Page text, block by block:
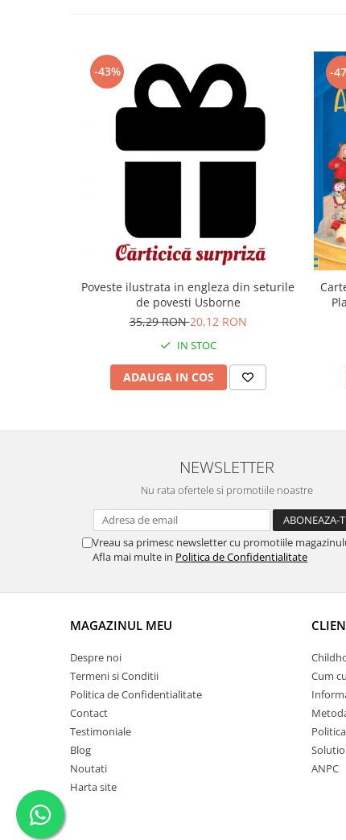
-43%
Poveste ilustrata in engleza din seturile
de povesti Usborne
35,29 RON20,12 RON
IN STOC
ADAUGA IN COS
-
NEWSLETTER
Nu rata ofertele si promotiile noastre
Vreau sa primesc newsletter cu promotiile
Afla mai multe in Politica de Confidentialitate
MAGAZINUL MEU
Despre noi
Termeni si Conditii
Politica de Confidentialitate
Contact
Testimoniale
Blog
Noutati
Harta site
Cum
ANPC